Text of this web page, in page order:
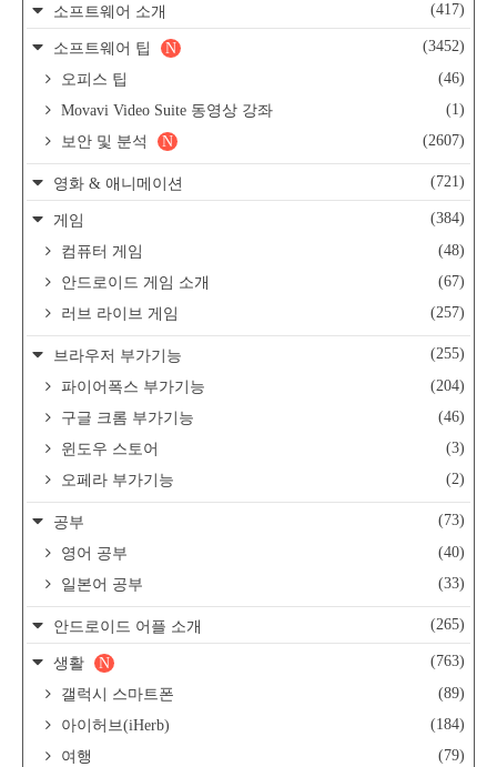
소프트웨어 소개 (417)
소프트웨어 팁 (3452)
N
오피스 팁
(46)
Movavi Video Suite 동영상 강좌
(1)
보안 및 분석
(2607)
N
영화 & 애니메이션 (721)
게임
(384)
컴퓨터 게임
(48)
안드로이드 게임 소개
(67)
러브 라이브 게임
(257)
브라우저 부가기능
(255)
파이어폭스 부가기능
(204)
구글 크롬 부가기능
(46)
윈도우 스토어
(3)
오페라 부가기능
(2)
공부
(73)
영어 공부
(40)
일본어 공부
(33)
안드로이드 어플 소개 (265)
생활 (763)
N
갤럭시 스마트폰
(89)
아이허브(iHerb)
(184)
여행
(79)